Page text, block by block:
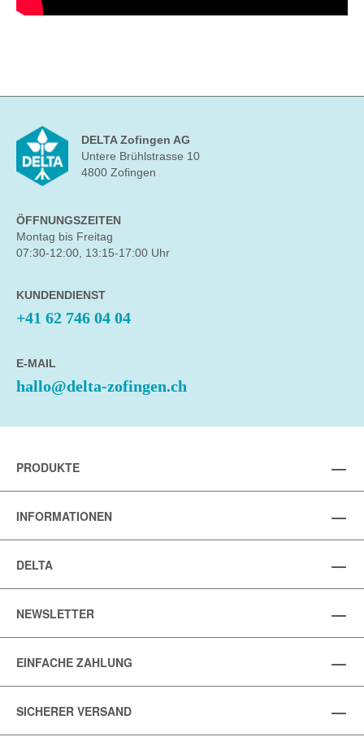
DELTA Zofingen AG
Untere Brühlstrasse 10
4800 Zofingen
ÖFFNUNGSZEITEN
Montag bis Freitag
07:30-12:00, 13:15-17:00 Uhr
KUNDENDIENST
+41 62 746 04 04
E-MAIL
hallo@delta-zofingen.ch
PRODUKTE
INFORMATIONEN
DELTA
NEWSLETTER
EINFACHE ZAHLUNG
SICHERER VERSAND